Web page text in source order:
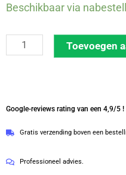
Beschikbaar via
Set
8
Syncro
vergunningsvrije
portofoons
security
Toevoegen
Google-reviews rating van een 4,9/5 !
Gratis verzending boven een
Professioneel advies.